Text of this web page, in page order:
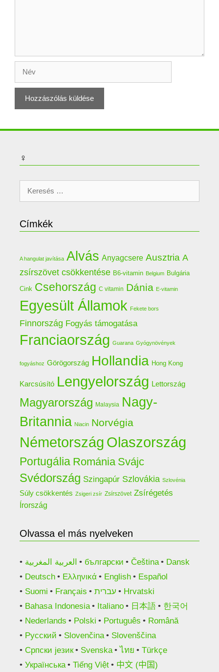
♀
Címkék
A hangulat javítása Alvás Anyagcsere Ausztria A
zsírszövet csökkentése B6-vitamin Belgium Bulgária
Cink Csehország C vitamin Dánia E-vitamin
Egyesült Államok Fekete bors
Finnország Fogyás támogatása
Franciaország Guarana Gyógynövények
fogyáshoz Görögország Hollandia Hong Kong
Karcsúsító Lengyelország Lettország
Magyarország Malaysia
Nagy-
Britannia Niacin Norvégia
Németország Olaszország
Portugália Románia Svájc
Svédország Szingapúr Szlovákia Szlovénia
Súly csökkentés Zsigeri zsír Zsírszövet Zsírégetés
Írország
Olvassa el más nyelveken
العربية المغربية български Čeština
Dansk
Deutsch
Ελληνικά English
Español
Suomi
Français עברית
Hrvatski
Bahasa Indonesia
Italiano 日本語
한국어
Nederlands
Polski Português
Română
Русский
Slovenčina
Slovenščina
Српски језик
Svenska ไทย
Türkçe
Українська
Tiếng Việt 中文 (中国)